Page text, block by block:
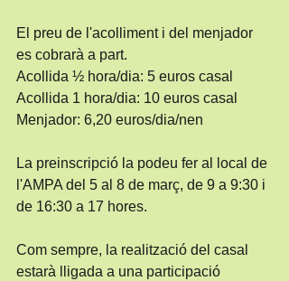
El preu de l'acolliment i del menjador
es cobrarà a part.
Acollida ½ hora/dia: 5 euros casal
Acollida 1 hora/dia: 10 euros casal
Menjador: 6,20 euros/dia/nen
La preinscripció la podeu fer al local de
l'AMPA del 5 al 8 de març, de 9 a 9:30 i
de 16:30 a 17 hores.
Com sempre, la realització del casal
estarà lligada a una participació